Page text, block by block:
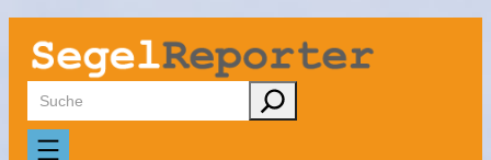
Zum
Inhalt
springen
Suchen